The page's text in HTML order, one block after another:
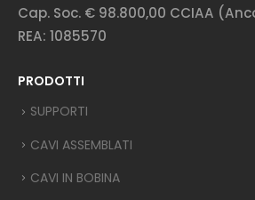
Cap. Soc. € 98.800,00 CCIAA
REA: 1085570
PRODOTTI
SUPPORTI
CAVI ASSEMBLATI
CAVI IN BOBINA